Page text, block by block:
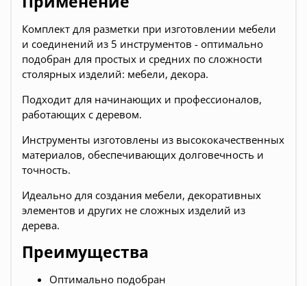
Комплект для разметки при изготовлении мебели
и соединений из 5 инструментов - оптимально
подобран для простых и средних по сложности
столярных изделий: мебели, декора.
Подходит для начинающих и профессионалов,
работающих с деревом.
Инструменты изготовлены из высококачественных
материалов, обеспечивающих долговечность и
точность.
Идеально для создания мебели, декоративных
элементов и других не сложных изделий из
дерева.
Преимущества
Оптимально подобран